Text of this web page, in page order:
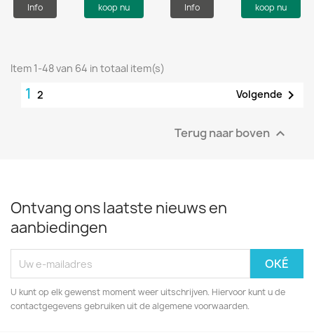
Info koop nu Info koop nu
Item 1-48 van 64 in totaal item(s)
1 2 Volgende 
Terug naar boven 
Ontvang ons laatste nieuws en
aanbiedingen
U kunt op elk gewenst moment weer uitschrijven. Hiervoor kunt u de
contactgegevens gebruiken uit de algemene voorwaarden.